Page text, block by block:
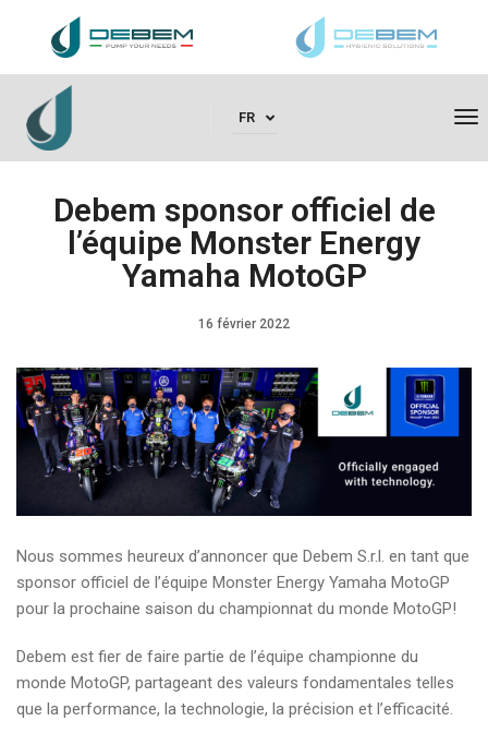
FR
Debem sponsor officiel de
l’équipe Monster Energy
Yamaha MotoGP
16 février 2022
Nous sommes heureux d’annoncer que Debem S.r.l. en tant que
sponsor officiel de l’équipe Monster Energy Yamaha MotoGP
pour la prochaine saison du championnat du monde MotoGP!
Debem est fier de faire partie de l’équipe championne du
monde MotoGP, partageant des valeurs fondamentales telles
que la performance, la technologie, la précision et l’efficacité.